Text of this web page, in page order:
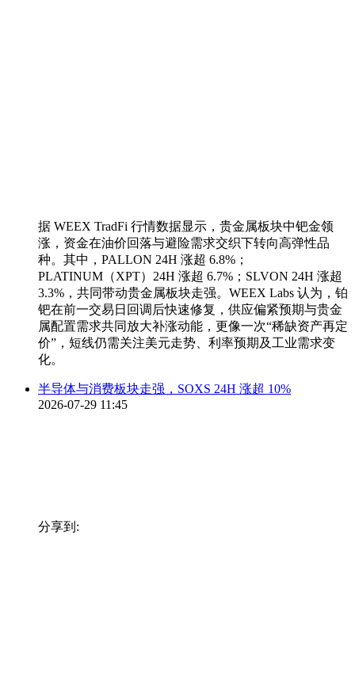
据 WEEX TradFi 行情数据显示，贵金属板块中钯金领
涨，资金在油价回落与避险需求交织下转向高弹性品
种。其中，PALLON 24H 涨超 6.8%；
PLATINUM（XPT）24H 涨超 6.7%；SLVON 24H 涨超
3.3%，共同带动贵金属板块走强。WEEX Labs 认为，铂
钯在前一交易日回调后快速修复，供应偏紧预期与贵金
属配置需求共同放大补涨动能，更像一次“稀缺资产再定
价”，短线仍需关注美元走势、利率预期及工业需求变
化。
半导体与消费板块走强，SOXS 24H 涨超 10%
2026-07-29 11:45
分享到: